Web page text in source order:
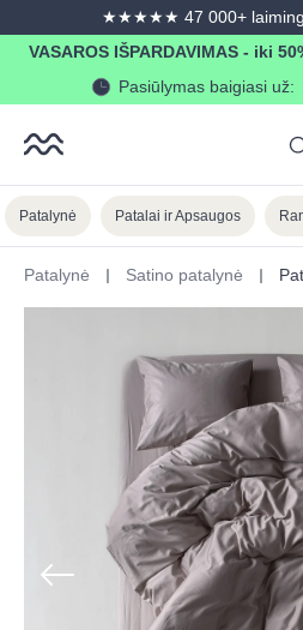
★★★★★ 47 000+
VASAROS IŠPARDAVIMAS - iki
Pasiūlymas baigiasi už:
Patalynė Patalai ir Apsaugos
Patalynė Satino patalynė